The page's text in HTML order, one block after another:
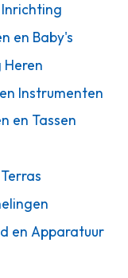
Inrichting
en Baby's
Heren
Instrumenten
en Tassen
en Apparatuur